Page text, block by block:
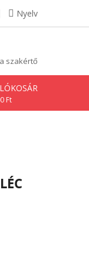
Nyelv
szakértő
Ft